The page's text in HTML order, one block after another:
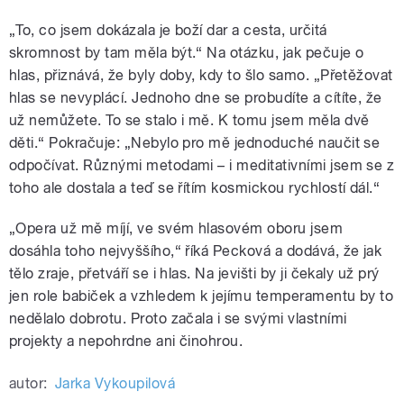
„To, co jsem dokázala je boží dar a cesta, určitá
skromnost by tam měla být.“ Na otázku, jak pečuje o
hlas, přiznává, že byly doby, kdy to šlo samo. „Přetěžovat
hlas se nevyplácí. Jednoho dne se probudíte a cítíte, že
už nemůžete. To se stalo i mě. K tomu jsem měla dvě
děti.“ Pokračuje: „Nebylo pro mě jednoduché naučit se
odpočívat. Různými metodami – i meditativními jsem se z
toho ale dostala a teď se řítím kosmickou rychlostí dál.“
„Opera už mě míjí, ve svém hlasovém oboru jsem
dosáhla toho nejvyššího,“ říká Pecková a dodává, že jak
tělo zraje, přetváří se i hlas. Na jevišti by ji čekaly už prý
jen role babiček a vzhledem k jejímu temperamentu by to
nedělalo dobrotu. Proto začala i se svými vlastními
projekty a nepohrdne ani činohrou.
autor: Jarka Vykoupilová